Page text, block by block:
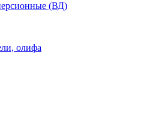
(ВД)
олифа